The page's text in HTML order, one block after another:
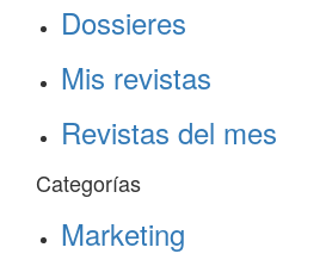
Dossieres
Mis revistas
Revistas del mes
Categorías
Marketing